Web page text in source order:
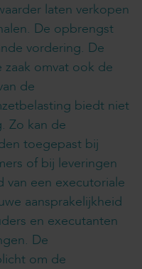
laten verkopen
De opbrengst
vordering. De
omvat ook de
de
biedt niet
Zo kan de
toegepast bij
of bij leveringen
van een executoriale
aansprakelijkheid
en executanten
De
om de